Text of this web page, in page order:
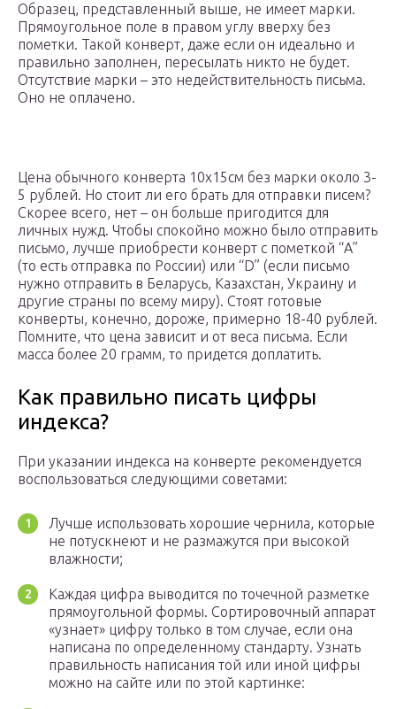
Образец, представленный выше, не имеет марки.
Прямоугольное поле в правом углу вверху без
пометки. Такой конверт, даже если он идеально и
правильно заполнен, пересылать никто не будет.
Отсутствие марки – это недействительность письма.
Оно не оплачено.
Цена обычного конверта 10х15см без марки около 3-
5 рублей. Но стоит ли его брать для отправки писем?
Скорее всего, нет – он больше пригодится для
личных нужд. Чтобы спокойно можно было отправить
письмо, лучше приобрести конверт с пометкой “А”
(то есть отправка по России) или “D” (если письмо
нужно отправить в Беларусь, Казахстан, Украину и
другие страны по всему миру). Стоят готовые
конверты, конечно, дороже, примерно 18-40 рублей.
Помните, что цена зависит и от веса письма. Если
масса более 20 грамм, то придется доплатить.
Как правильно писать цифры
индекса?
При указании индекса на конверте рекомендуется
воспользоваться следующими советами:
Лучше использовать хорошие чернила, которые
не потускнеют и не размажутся при высокой
влажности;
Каждая цифра выводится по точечной разметке
прямоугольной формы. Сортировочный аппарат
«узнает» цифру только в том случае, если она
написана по определенному стандарту. Узнать
правильность написания той или иной цифры
можно на сайте или по этой картинке: